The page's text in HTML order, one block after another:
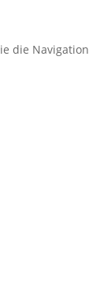
die Navigation